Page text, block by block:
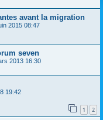
r
avant la migration
2015 08:47
seven
2013 16:30
19:42
1 2